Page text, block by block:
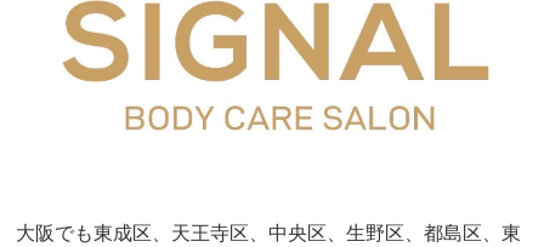
大阪でも東成区、天王寺区、中央区、生野区、都島区、東